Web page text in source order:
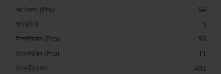
অটোমেশন (Pro)
64
আরডুইনো
3
ইলেকট্রনিক্স (Pro)
56
ইলেকট্রনিক্স (Pro)
11
ইলেকট্রিক্যাল
402